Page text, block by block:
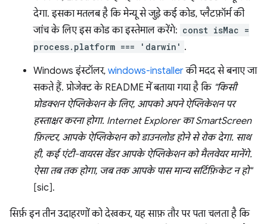
देगा. इसका मतलब है कि मेन्यू से जुड़े कई कोड, प्लैटफ़ॉर्म की
जांच के लिए इस कोड का इस्तेमाल करेंगे: const isMac =
process.platform === 'darwin' .
Windows इंस्टॉलर, windows-installerकी मदद से बनाए जा
सकते हैं. प्रोजेक्ट के README में बताया गया है कि "किसी
प्रोडक्शन ऐप्लिकेशन के लिए, आपको अपने ऐप्लिकेशन पर
हस्ताक्षर करना होगा. Internet Explorer का SmartScreen
फ़िल्टर, आपके ऐप्लिकेशन को डाउनलोड होने से रोक देगा. साथ
ही, कई एंटी-वायरस वेंडर आपके ऐप्लिकेशन को मैलवेयर मानेंगे.
ऐसा तब तक होगा, जब तक आपके पास मान्य सर्टिफ़िकेट न हो"
[sic].
सिर्फ़ इन तीन उदाहरणों को देखकर, यह साफ़ तौर पर पता चलता है कि